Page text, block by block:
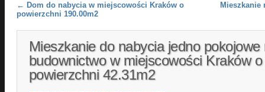
Post navigation
← Dom do nabycia w miejscowości Kraków o
powierzchni 190.00m2
Mieszkanie do nabycia jedno pokojowe
budownictwo w miejscowości Kraków o
powierzchni 42.31m2